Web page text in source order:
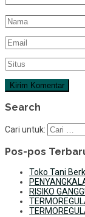
Search
Cari untuk:
Pos-pos
Toko Tani
RISIKO